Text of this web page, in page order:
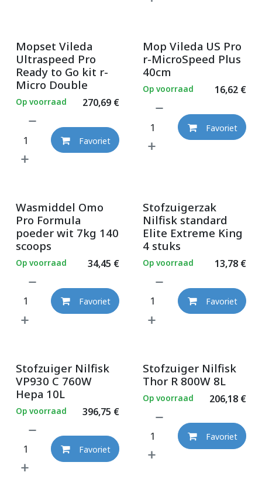
Mopset Vileda
Ultraspeed Pro
Ready to Go kit r-
Micro Double
270,69€
Op voorraad
Favoriet
Mop Vileda US Pro
r-MicroSpeed Plus
40cm
16,62€
Op voorraad
Favoriet
Wasmiddel Omo
Pro Formula
poeder wit 7kg 140
scoops
34,45 €
Op voorraad
Favoriet
Stofzuigerzak
Nilfisk standard
Elite Extreme King
4 stuks
13,78€
Op voorraad
Favoriet
Stofzuiger Nilfisk
VP930 C 760W
Hepa 10L
396,75 €
Op voorraad
Favoriet
Stofzuiger Nilfisk
Thor R 800W 8L
206,18€
Op voorraad
Favoriet